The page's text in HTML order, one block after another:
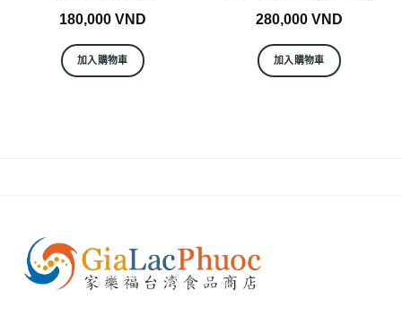
180,000 VND
加入購物車
280,000 VND
加入購物車